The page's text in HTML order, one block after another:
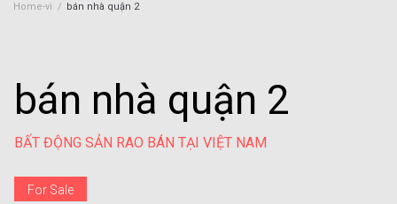
Home-vi / bán nhà quận 2
bán nhà quận 2
BẤT ĐỘNG SẢN RAO BÁN TẠI VIỆT NAM
For Sale